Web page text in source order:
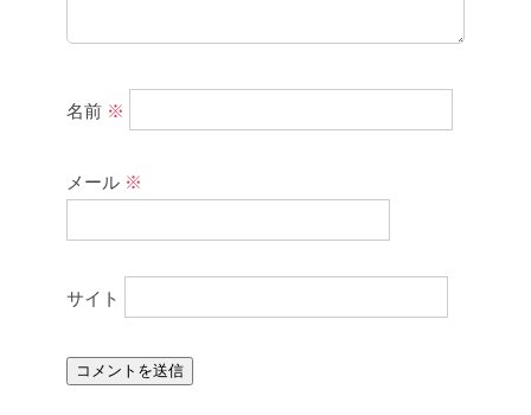
名前 ※
メール ※
サイト